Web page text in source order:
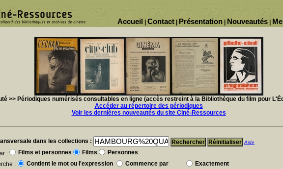
Nouveautés
Présentation
Contact
Accueil
>> Périodiques numérisés consultables en ligne (accès restreint à la Bibliothèque du film pour
Accéder au répertoire des périodiques
Voir les dernières nouveautés du site Ciné-Ressources
dans les collections : Aide
: Films et personnes Films
Personnes
:
Contient le mot ou l'expression Commence par Exactement